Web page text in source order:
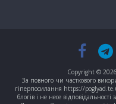
Copyright © 2026
За повного чи часткового
гіперпосилання https://
блогів і не несе